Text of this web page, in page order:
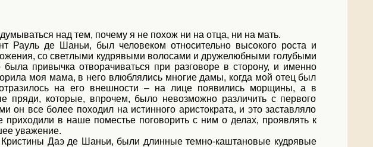
над тем, почему я не похож ни на отца, ни на мать.
Рауль де Шаньи, был человеком относительно высокого роста и
со светлыми кудрявыми волосами и дружелюбными голубыми
была привычка отворачиваться при разговоре в сторону, и именно
моя мама, в него влюблялись многие дамы, когда мой отец был
на его внешности – на лице появились морщины, а в
пряди, которые, впрочем, было невозможно различить с первого
он все более походил на истинного аристократа, и это заставляло
приходили в наше поместье поговорить с ним о делах, проявлять к
уважение.
Даэ де Шаньи, были длинные темно-каштановые кудрявые